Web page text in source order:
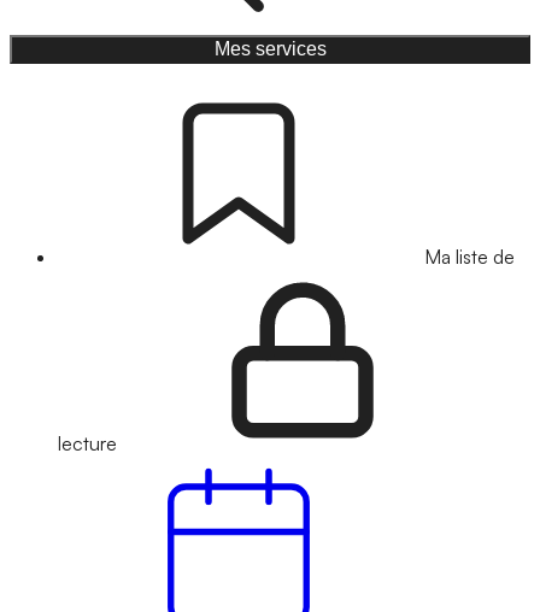
Mes services
Ma liste de
lecture